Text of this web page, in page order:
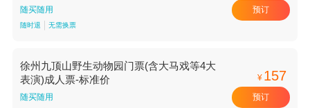
随买随用
随时退 无需换票
预订
徐州九顶山野生动物园门票(含大马戏等4大
表演)成人票-标准价
随买随用
¥ 157
预订